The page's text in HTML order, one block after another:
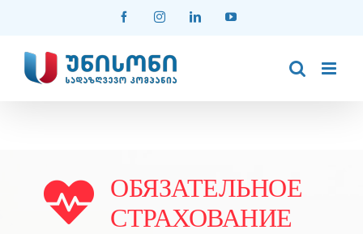
content
FacebookInstagramLinkedInYouTube
ОБЯЗАТЕЛЬНОЕ
СТРАХОВАНИЕ